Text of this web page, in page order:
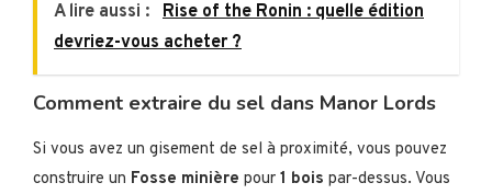
A lire aussi :
Rise of the Ronin : quelle édition
devriez-vous acheter ?
Comment extraire du sel dans Manor Lords
Si vous avez un gisement de sel à proximité, vous pouvez
construire un Fosse minière pour 1 bois par-dessus. Vous